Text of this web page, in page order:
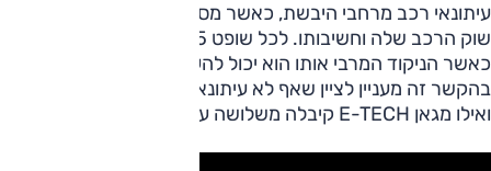
עיתונאי רכב מרחבי היבשת, כאשר מספר השופטים מכל מדינה
ואילו מגאן E-TECH קיבלה משלושה עיתונאים את מלוא 10 הנקודות.